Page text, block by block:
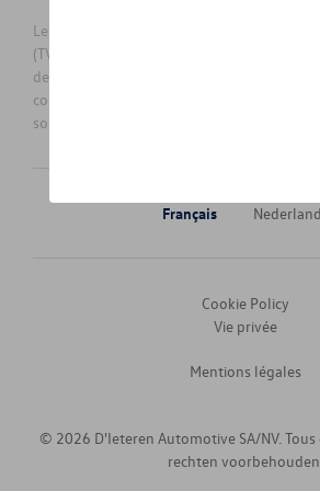
Les prix affichés sur le présent site sont des
(TVAc), hors éventuels frais de montage.
de vente actuel et les éventuels frais de
contacter votre concessionnaire/agent. Les
sont sujets à des changements sans préavis.
Mentions légales
Cookie Policy
Vie privée
Français
© 2026 D'Ieteren Automotive SA/NV.
rechten voorbehouden.